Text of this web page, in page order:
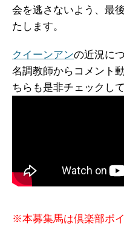
会を逃さないよう、最
たします。
クイーンアンの近況に
名調教師からコメント
ちらも是非チェックし
※本募集馬は倶楽部ポ